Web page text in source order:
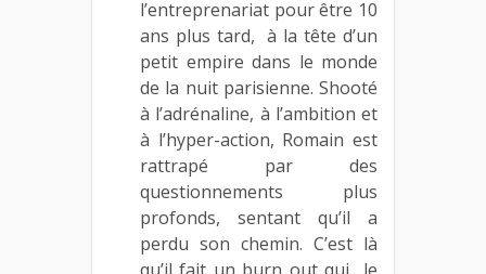
l’entreprenariat pour être 10
ans plus tard, à la tête d’un
petit empire dans le monde
de la nuit parisienne. Shooté
à l’adrénaline, à l’ambition et
à l’hyper-action, Romain est
rattrapé par des
questionnements plus
profonds, sentant qu’il a
perdu son chemin. C’est là